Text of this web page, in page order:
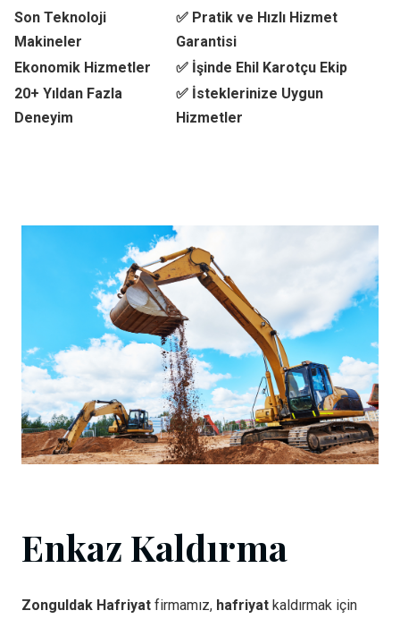
Son Teknoloji
Makineler
✅ Pratik ve Hızlı Hizmet
Garantisi
Ekonomik Hizmetler
✅ İşinde Ehil Karotçu Ekip
20+ Yıldan Fazla
Deneyim
✅ İsteklerinize Uygun
Hizmetler
Enkaz Kaldırma
Zonguldak Hafriyat firmamız, hafriyat kaldırmak için